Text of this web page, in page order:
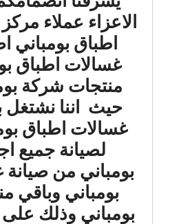
الاعزاء عملاء
اطباق بومباني
غسالات اطباق
منتجات شركة
حيث اننا نشتغل
غسالات اطباق
لصيانة جميع
بومباني من
بومباني وباقي